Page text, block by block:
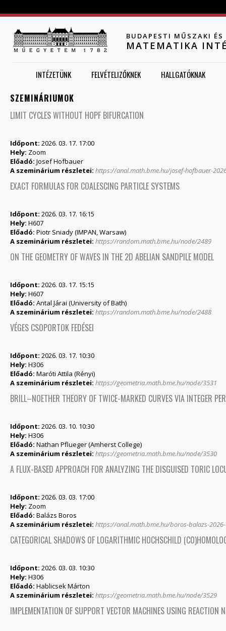
BUDAPESTI MŰSZAKI
MATEMATIKA
INTÉZETÜNK FELVÉTELIZŐKNEK HALLGATÓKNAK
SZEMINÁRIUMOK
LIMIT CYCLES WITHOUT HOPF BIFURCATION
Időpont: 2026. 03. 17. 17:00
Hely: Zoom
Előadó: Josef Hofbauer
A szeminárium részletei: https://anal.math.bme.hu/josef-hofbauer-
EXACT FORMULAS FOR COALESCING PARTICLE SYSTEMS
Időpont: 2026. 03. 17. 16:15
Hely: H607
Előadó: Piotr Sniady (IMPAN, Warsaw)
A szeminárium részletei: https://random.math.bme.hu/node/2489
ON THE GEOMETRY OF WAVES IN THE 2D ABELIAN SANDPILE MODEL
Időpont: 2026. 03. 17. 15:15
Hely: H607
Előadó: Antal Járai (University of Bath)
A szeminárium részletei: https://random.math.bme.hu/node/2488
VÉGES CSOPORTOK FEDÉSEI
Időpont: 2026. 03. 17. 10:30
Hely: H306
Előadó: Maróti Attila (Rényi)
A szeminárium részletei: https://geometria.math.bme.hu/node/3531
BRILL–NOETHER THEORY OF TWICE-MARKED CURVES VIA INTEGER
Időpont: 2026. 03. 10. 10:30
Hely: H306
Előadó: Nathan Pflueger (Amherst College)
A szeminárium részletei: https://geometria.math.bme.hu/node/3530
A FLUX-BASED APPROACH FOR ANALYZING THE DISGUISED TORIC
Időpont: 2026. 03. 03. 17:00
Hely: Zoom
Előadó: Balázs Boros
A szeminárium részletei: https://anal.math.bme.hu/boros-balazs-
CATEGORICAL SHADOWS OF LOGARITHMIC HOCHSCHILD
Időpont: 2026. 03. 03. 10:30
Hely: H306
Előadó: Hablicsek Márton
A szeminárium részletei: https://geometria.math.bme.hu/node/3529
IMPLEMENTATION OF SUPPORT VECTOR MACHINES USING REACTION